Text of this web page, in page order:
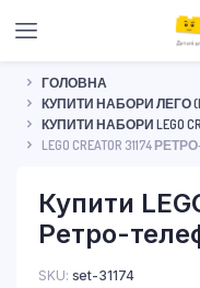
ГОЛОВНА
КУПИТИ НАБОРИ ЛЕГО
КУПИТИ НАБОРИ LEGO
LEGO CREATOR 31174
Купити
Ретро-
SKU: set-31174